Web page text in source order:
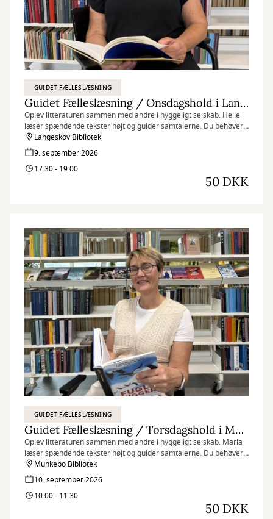
GUIDET FÆLLESLÆSNING
Guidet Fælleslæsning / Onsdagshold i Langeskov
Oplev litteraturen sammen med andre i hyggeligt selskab. Helle
læser spændende tekster højt og guider samtalerne. Du behøver
ikke have læst noget på forhånd, bare mød op og nyd det bedste
fra en læsekreds uden at skulle læse bogen selv. ⁠
Langeskov Bibliotek
9. september 2026
17:30 - 19:00
50 DKK
GUIDET FÆLLESLÆSNING
Guidet Fælleslæsning / Torsdagshold i Munkebo
Oplev litteraturen sammen med andre i hyggeligt selskab. Maria
læser spændende tekster højt og guider samtalerne. Du behøver
ikke have læst noget på forhånd, bare mød op og nyd det bedste
fra en læsekreds uden at skulle læse bogen selv. ⁠
Munkebo Bibliotek
10. september 2026
10:00 - 11:30
50 DKK